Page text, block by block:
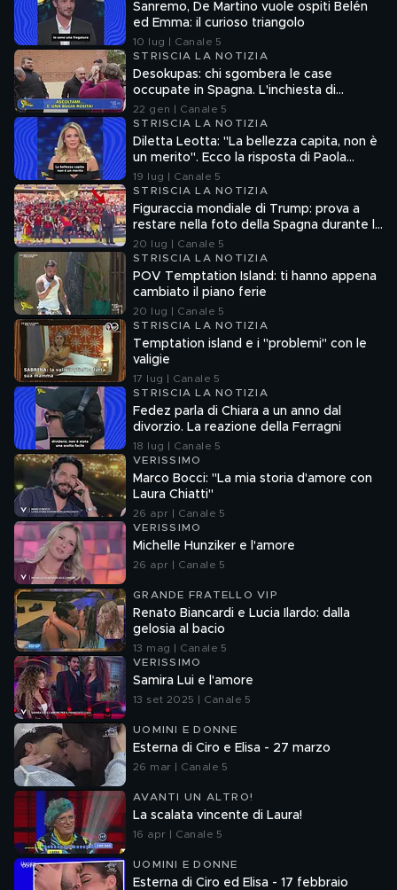
Sanremo, De Martino vuole ospiti Belén
ed Emma: il curioso triangolo
10 lug | Canale 5
STRISCIA LA NOTIZIA
Desokupas: chi sgombera le case
occupate in Spagna. L'inchiesta di
Francesco Mazza
22 gen | Canale 5
STRISCIA LA NOTIZIA
Diletta Leotta: "La bellezza capita, non è
un merito". Ecco la risposta di Paola
Ferrari
19 lug | Canale 5
STRISCIA LA NOTIZIA
Figuraccia mondiale di Trump: prova a
restare nella foto della Spagna durante la
premiazione
20 lug | Canale 5
STRISCIA LA NOTIZIA
POV Temptation Island: ti hanno appena
cambiato il piano ferie
20 lug | Canale 5
STRISCIA LA NOTIZIA
Temptation island e i "problemi" con le
valigie
17 lug | Canale 5
STRISCIA LA NOTIZIA
Fedez parla di Chiara a un anno dal
divorzio. La reazione della Ferragni
18 lug | Canale 5
VERISSIMO
Marco Bocci: "La mia storia d'amore con
Laura Chiatti"
26 apr | Canale 5
VERISSIMO
Michelle Hunziker e l'amore
26 apr | Canale 5
GRANDE FRATELLO VIP
Renato Biancardi e Lucia Ilardo: dalla
gelosia al bacio
13 mag | Canale 5
VERISSIMO
Samira Lui e l'amore
13 set 2025 | Canale 5
UOMINI E DONNE
Esterna di Ciro e Elisa - 27 marzo
26 mar | Canale 5
AVANTI UN ALTRO!
La scalata vincente di Laura!
16 apr | Canale 5
UOMINI E DONNE
Esterna di Ciro ed Elisa - 17 febbraio